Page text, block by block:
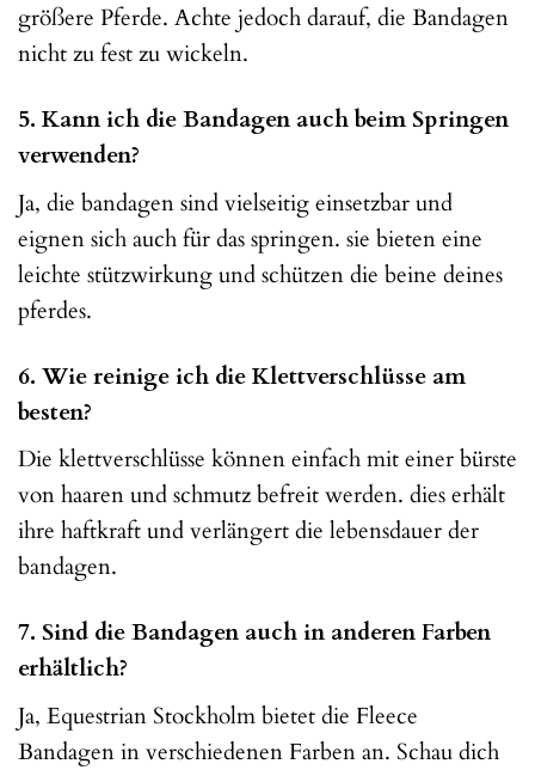
größere Pferde. Achte jedoch darauf, die Bandagen
nicht zu fest zu wickeln.
5. Kann ich die Bandagen auch beim Springen
verwenden?
Ja, die bandagen sind vielseitig einsetzbar und
eignen sich auch für das springen. sie bieten eine
leichte stützwirkung und schützen die beine deines
pferdes.
6. Wie reinige ich die Klettverschlüsse am
besten?
Die klettverschlüsse können einfach mit einer bürste
von haaren und schmutz befreit werden. dies erhält
ihre haftkraft und verlängert die lebensdauer der
bandagen.
7. Sind die Bandagen auch in anderen Farben
erhältlich?
Ja, Equestrian Stockholm bietet die Fleece
Bandagen in verschiedenen Farben an. Schau dich